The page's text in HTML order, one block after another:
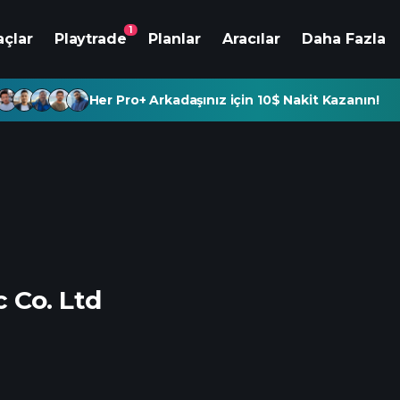
Playtrade
1
Planlar Aracılar Daha Fazla
Her Pro+ Arkadaşınız için 10$ Nakit Kazanın!
Co. Ltd